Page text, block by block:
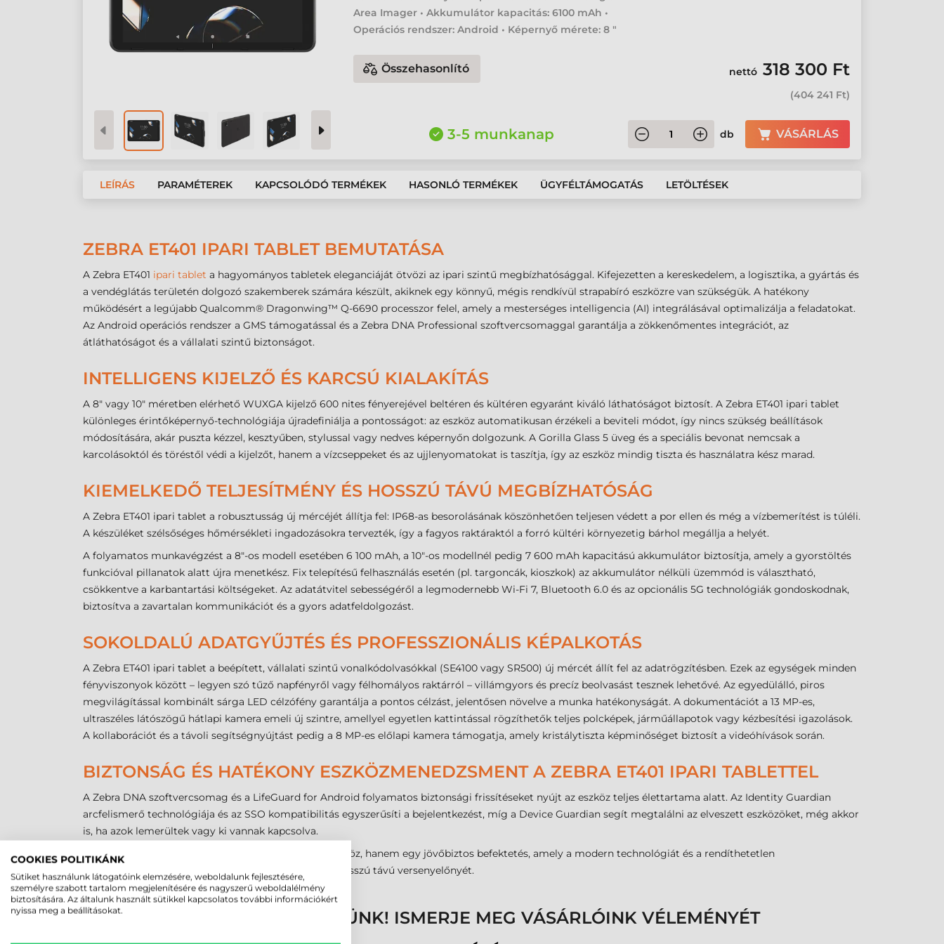
Area Imager • Akkumulátor kapacitás: 6100 mAh •
Operációs rendszer: Android • Képernyő mérete: 8 "
Összehasonlító nettó 318 300 Ft
(404 241 Ft)
3-5 munkanap db VÁSÁRLÁS
LEÍRÁS PARAMÉTEREK KAPCSOLÓDÓ TERMÉKEK HASONLÓ TERMÉKEK ÜGYFÉLTÁMOGATÁS LETÖLTÉSEK
ZEBRA ET401 IPARI TABLET BEMUTATÁSA
A Zebra ET401 ipari tablet a hagyományos tabletek eleganciáját ötvözi az ipari szintű megbízhatósággal. Kifejezetten a kereskedelem, a logisztika, a gyártás és
a vendéglátás területén dolgozó szakemberek számára készült, akiknek egy könnyű, mégis rendkívül strapabíró eszközre van szükségük. A hatékony
működésért a legújabb Qualcomm® Dragonwing™ Q-6690 processzor felel, amely a mesterséges intelligencia (AI) integrálásával optimalizálja a feladatokat.
Az Android operációs rendszer a GMS támogatással és a Zebra DNA Professional szoftvercsomaggal garantálja a zökkenőmentes integrációt, az
átláthatóságot és a vállalati szintű biztonságot.
INTELLIGENS KIJELZŐ ÉS KARCSÚ KIALAKÍTÁS
A 8" vagy 10" méretben elérhető WUXGA kijelző 600 nites fényerejével beltéren és kültéren egyaránt kiváló láthatóságot biztosít. A Zebra ET401 ipari tablet
különleges érintőképernyő-technológiája újradefiniálja a pontosságot: az eszköz automatikusan érzékeli a beviteli módot, így nincs szükség beállítások
módosítására, akár puszta kézzel, kesztyűben, stylussal vagy nedves képernyőn dolgozunk. A Gorilla Glass 5 üveg és a speciális bevonat nemcsak a
karcolásoktól és töréstől védi a kijelzőt, hanem a vízcseppeket és az ujjlenyomatokat is taszítja, így az eszköz mindig tiszta és használatra kész marad.
KIEMELKEDŐ TELJESÍTMÉNY ÉS HOSSZÚ TÁVÚ MEGBÍZHATÓSÁG
A Zebra ET401 ipari tablet a robusztusság új mércéjét állítja fel: IP68-as besorolásának köszönhetően teljesen védett a por ellen és még a vízbemerítést is túléli.
A készüléket szélsőséges hőmérsékleti ingadozásokra tervezték, így a fagyos raktáraktól a forró kültéri környezetig bárhol megállja a helyét.
A folyamatos munkavégzést a 8"-os modell esetében 6 100 mAh, a 10"-os modellnél pedig 7 600 mAh kapacitású akkumulátor biztosítja, amely a gyorstöltés
funkcióval pillanatok alatt újra menetkész. Fix telepítésű felhasználás esetén (pl. targoncák, kioszkok) az akkumulátor nélküli üzemmód is választható,
csökkentve a karbantartási költségeket. Az adatátvitel sebességéről a legmodernebb Wi-Fi 7, Bluetooth 6.0 és az opcionális 5G technológiák gondoskodnak,
biztosítva a zavartalan kommunikációt és a gyors adatfeldolgozást.
SOKOLDALÚ ADATGYŰJTÉS ÉS PROFESSZIONÁLIS KÉPALKOTÁS
A Zebra ET401 ipari tablet a beépített, vállalati szintű vonalkódolvasókkal (SE4100 vagy SR500) új mércét állít fel az adatrögzítésben. Ezek az egységek minden
fényviszonyok között – legyen szó tűző napfényről vagy félhomályos raktárról – villámgyors és precíz beolvasást tesznek lehetővé. Az egyedülálló, piros
megvilágítással kombinált sárga LED célzófény garantálja a pontos célzást, jelentősen növelve a munka hatékonyságát. A dokumentációt a 13 MP-es,
ultraszéles látószögű hátlapi kamera emeli új szintre, amellyel egyetlen kattintással rögzíthetők teljes polcképek, járműállapotok vagy kézbesítési igazolások.
A kollaborációt és a távoli segítségnyújtást pedig a 8 MP-es előlapi kamera támogatja, amely kristálytiszta képminőséget biztosít a videóhívások során.
BIZTONSÁG ÉS HATÉKONY ESZKÖZMENEDZSMENT A ZEBRA ET401 IPARI TABLETTEL
A Zebra DNA szoftvercsomag és a LifeGuard for Android folyamatos biztonsági frissítéseket nyújt az eszköz teljes élettartama alatt. Az Identity Guardian
arcfelismerő technológiája és az SSO kompatibilitás egyszerűsíti a bejelentkezést, míg a Device Guardian segít megtalálni az elveszett eszközöket, még akkor
is, ha azok lemerültek vagy ki vannak kapcsolva.
A Zebra ET401 ipari tablet nem csupán egy munkaeszköz, hanem egy jövőbiztos befektetés, amely a modern technológiát és a rendíthetetlen
megbízhatóságot egyesítve garantálja vállalkozása hosszú távú versenyelőnyét.
MEGBÍZHAT BENNÜNK! ISMERJE MEG VÁSÁRLÓINK VÉLEMÉNYÉT
COOKIES POLITIKÁNK
Sütiket használunk látogatóink elemzésére, weboldalunk fejlesztésére,
személyre szabott tartalom megjelenítésére és nagyszerű weboldalélmény
biztosítására. Az általunk használt sütikkel kapcsolatos további információkért
nyissa meg a beállításokat.